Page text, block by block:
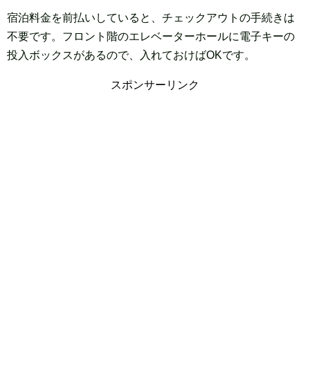
宿泊料金を前払いしていると、チェックアウトの手続きは
不要です。フロント階のエレベーターホールに電子キーの
投入ボックスがあるので、入れておけばOKです。
スポンサーリンク